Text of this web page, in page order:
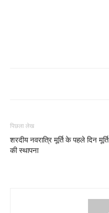
पिछला लेख
शरदीय नवरात्रि मूर्ति के पहले दिन मूर्ति
की स्थापना